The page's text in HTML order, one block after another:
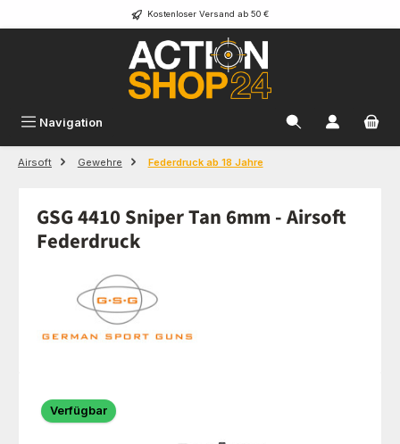
Zum Hauptinhalt springen Kostenloser Versand ab 50 €
Navigation
Airsoft Gewehre Federdruck ab 18 Jahre
GSG 4410 Sniper Tan 6mm - Airsoft
Federdruck
Bildergalerie überspringen
Verfügbar